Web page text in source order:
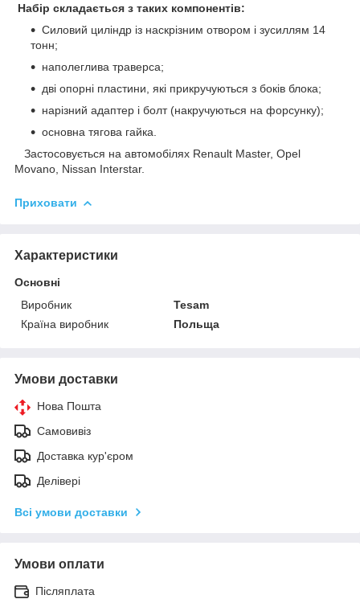
Набір складається з таких компонентів:
Силовий циліндр із наскрізним отвором і зусиллям 14
тонн;
наполеглива траверса;
дві опорні пластини, які прикручуються з боків блока;
нарізний адаптер і болт (накручуються на форсунку);
основна тягова гайка.
Застосовується на автомобілях Renault Master, Opel
Movano, Nissan Interstar.
Приховати
Характеристики
Основні
Виробник
Tesam
Країна виробник
Польща
Умови доставки
Нова Пошта
Самовивіз
Доставка кур'єром
Делівері
Всі умови доставки
Умови оплати
Післяплата